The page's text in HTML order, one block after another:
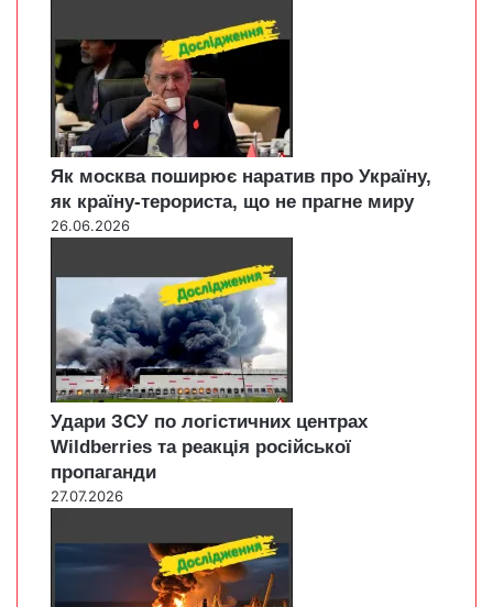
Як москва поширює наратив про Україну,
як країну-терориста, що не прагне миру
26.06.2026
Удари ЗСУ по логістичних центрах
Wildberries та реакція російської
пропаганди
27.07.2026